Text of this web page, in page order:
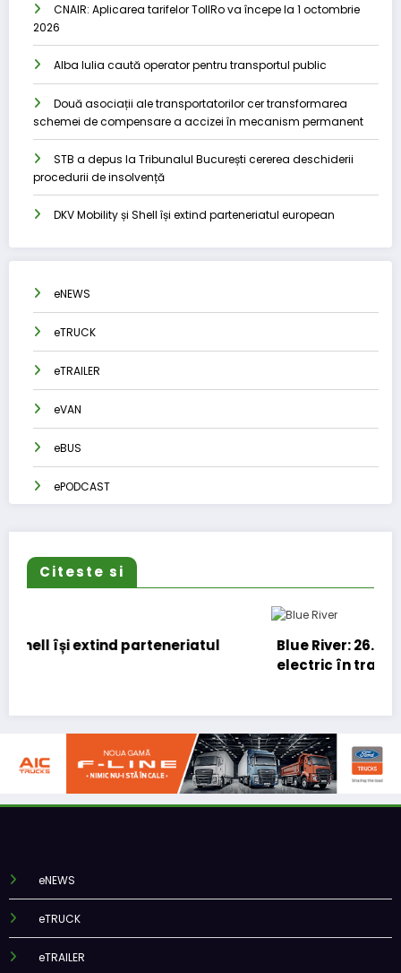
CNAIR: Aplicarea tarifelor TollRo va începe la 1 octombrie
2026
Alba Iulia caută operator pentru transportul public
Două asociații ale transportatorilor cer transformarea
schemei de compensare a accizei în mecanism permanent
STB a depus la Tribunalul București cererea deschiderii
procedurii de insolvență
DKV Mobility și Shell își extind parteneriatul european
eNEWS
eTRUCK
eTRAILER
eVAN
eBUS
ePODCAST
Citeste si
Blue River: 26.123 km cu un camion 100%
electric în transport internațional
eNEWS
eTRUCK
eTRAILER